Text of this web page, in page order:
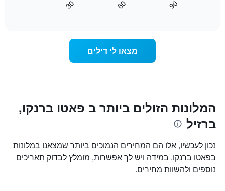
חדר
X
המציגים
את
מספר
הימים
שנותרו
עד
90
60
30
מצאו לי דילים
המלונות הזולים ביותר ב פאטו ברנקו,
ברזיל
נכון לעכשיו, אלו הם המחירים הנמוכים ביותר שמצאנו במלונות
בפאטו ברנקו. במידה ויש לך אפשרות, מומלץ לבדוק תאריכים
נוספים ולהשוות מחירים.